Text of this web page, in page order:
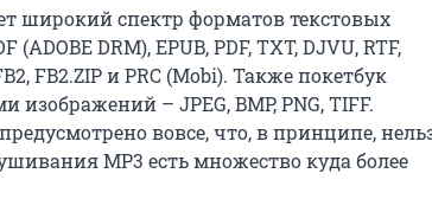
широкий спектр форматов текстовых
(ADOBE DRM), EPUB, PDF, TXT, DJVU, RTF,
FB2.ZIP и PRC (Mobi). Также покетбук
– JPEG, BMP, PNG, TIFF.
вовсе, что, в принципе,
MP3 есть множество куда более